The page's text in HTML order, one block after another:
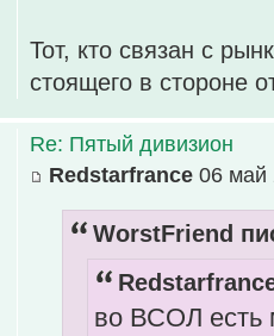
Тот, кто связан с
стоящего в стороне
Re: Пятый дивизион
Redstarfrance 06 май
WorstFriend
во ВСОЛ есть